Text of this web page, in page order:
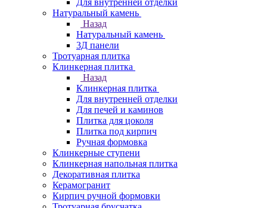
Для внутренней отделки
Натуральный камень
Назад
Натуральный камень
3Д панели
Тротуарная плитка
Клинкерная плитка
Назад
Клинкерная плитка
Для внутренней отделки
Для печей и каминов
Плитка для цоколя
Плитка под кирпич
Ручная формовка
Клинкерные ступени
Клинкерная напольная плитка
Декоративная плитка
Керамогранит
Кирпич ручной формовки